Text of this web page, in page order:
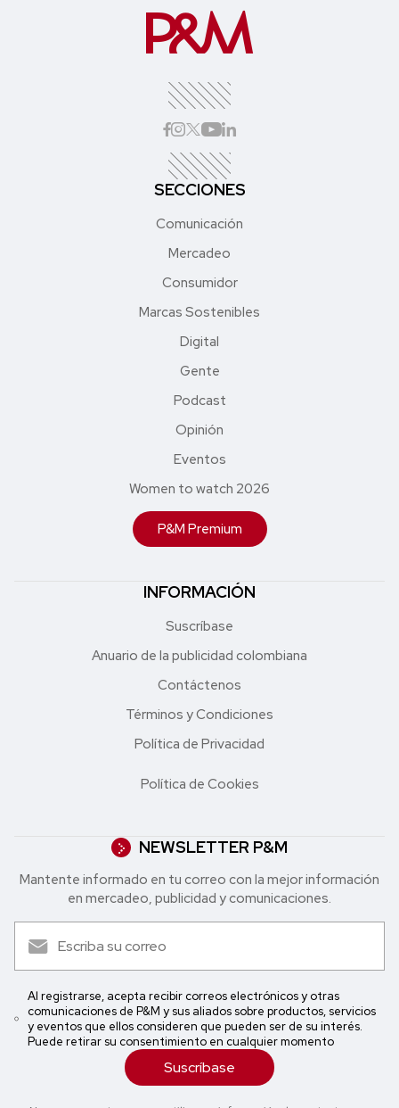
SECCIONES
Comunicación
Mercadeo
Consumidor
Marcas Sostenibles
Digital
Gente
Podcast
Opinión
Eventos
Women to watch 2026
P&M Premium
INFORMACIÓN
Suscríbase
Anuario de la publicidad colombiana
Contáctenos
Términos y Condiciones
Política de Privacidad
Política de Cookies
NEWSLETTER P&M
Mantente informado en tu correo con la mejor in formación
en mercadeo, publicidad y comunicaciones.
Al registrarse, acepta recibir correos electrónicos y otras
comunicaciones de P&M y sus aliados sobre productos, servicios
y eventos que ellos consideren que pueden ser de su interés.
Puede retirar su consentimiento en cualquier momento
Suscríbase